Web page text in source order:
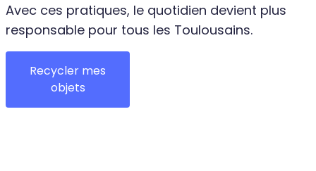
Avec ces pratiques, le quotidien devient plus
responsable pour tous les Toulousains.
Recycler mes
objets